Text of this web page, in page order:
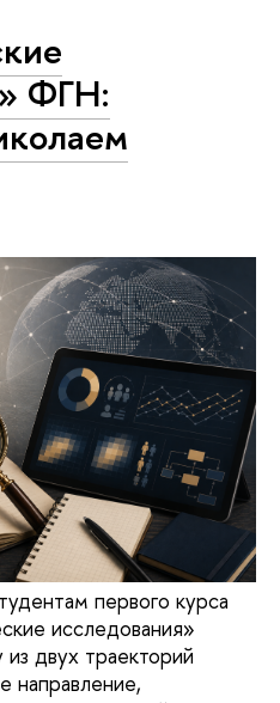
ФГН:
первого курса
исследования»
двух траекторий
направление,